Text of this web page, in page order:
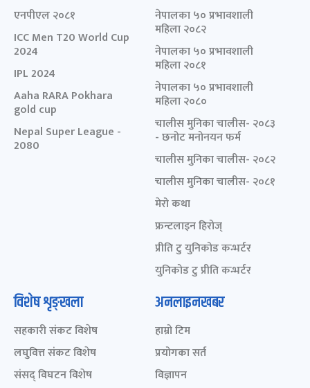
एनपीएल २०८१
ICC Men T20 World Cup
2024
IPL 2024
Aaha RARA Pokhara
gold cup
Nepal Super League -
2080
नेपालका ५० प्रभावशाली
महिला २०८२
नेपालका ५० प्रभावशाली
महिला २०८१
नेपालका ५० प्रभावशाली
महिला २०८०
चालीस मुनिका चालीस- २०८३
- छनोट मनोनयन फर्म
चालीस मुनिका चालीस- २०८२
चालीस मुनिका चालीस- २०८१
मेरो कथा
फ्रन्टलाइन हिरोज्
प्रीति टु युनिकोड कन्भर्टर
युनिकोड टु प्रीति कन्भर्टर
विशेष शृङ्खला
सहकारी संकट विशेष
लघुवित्त संकट विशेष
संसद् विघटन विशेष
अनलाइनखबर
हाम्रो टिम
प्रयोगका सर्त
विज्ञापन